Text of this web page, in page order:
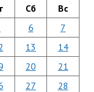
Сб Вс
6
7
13
14
20
21
27
28